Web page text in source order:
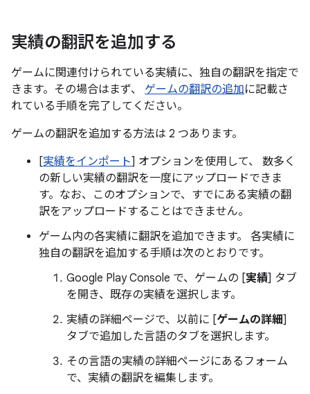
実績の翻訳を追加する
ゲームに関連付けられている実績に、独自の翻訳を指定で
きます。その場合はまず、 ゲームの翻訳の追加に記載さ
れている手順を完了してください。
ゲームの翻訳を追加する方法は 2 つあります。
[実績をインポート] オプションを使用して、 数多く
の新しい実績の翻訳を一度にアップロードできま
す。なお、このオプションで、すでにある実績の翻
訳をアップロードすることはできません。
ゲーム内の各実績に翻訳を追加できます。 各実績に
独自の翻訳を追加する手順は次のとおりです。
Google Play Console で、ゲームの [実績] タブ
を開き、既存の実績を選択します。
実績の詳細ページで、以前に [ゲームの詳細]
タブで追加した言語のタブを選択します。
その言語の実績の詳細ページにあるフォーム
で、実績の翻訳を編集します。